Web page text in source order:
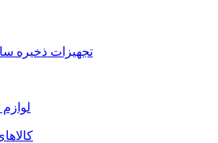
تجهیزات ذخیره